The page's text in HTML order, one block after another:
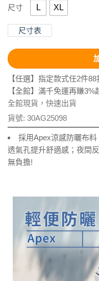
尺寸 L XL
尺寸表
【任選】指定款式任2件88
【全館】滿千免運再賺3%
全館現貨，快速出貨
貨號: 30AG25098
採用Apex涼感防曬布
透氣孔提升舒適感；夜間
無負擔!